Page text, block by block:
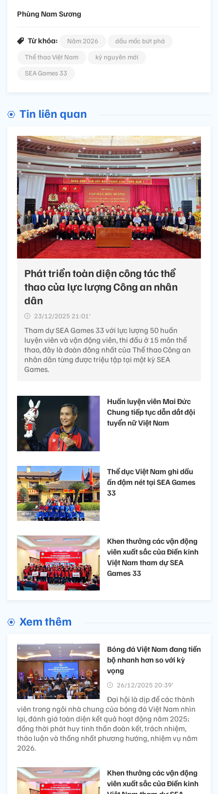
Phùng Nam Sương
Từ khóa: Năm 2026
dấu mốc bứt phá
Thể thao Việt Nam
kỷ nguyên mới
SEA Games 33
Tin liên quan
Phát triển toàn diện công tác thể
thao của lực lượng Công an nhân
dân
23/12/2025 21:01’
Tham dự SEA Games 33 với lực lượng 50 huấn
luyện viên và vận động viên, thi đấu ở 15 môn thể
thao, đây là đoàn đông nhất của Thể thao Công an
nhân dân từng được triệu tập tại một kỳ SEA
Games.
Huấn luyện viên Mai Đức
Chung tiếp tục dẫn dắt đội
tuyển nữ Việt Nam
Thể dục Việt Nam ghi dấu
ấn đậm nét tại SEA Games
33
Khen thưởng các vận động
viên xuất sắc của Điền kinh
Việt Nam tham dự SEA
Games 33
Xem thêm
Bóng đá Việt Nam đang tiến
bộ nhanh hơn so với kỳ
vọng
26/12/2025 20:39’
Đại hội là dịp để các thành
viên trong ngôi nhà chung của bóng đá Việt Nam nhìn
lại, đánh giá toàn diện kết quả hoạt động năm 2025;
đồng thời phát huy tinh thần đoàn kết, trách nhiệm,
thảo luận và thống nhất phương hướng, nhiệm vụ năm
2026.
Khen thưởng các vận động
viên xuất sắc của Điền kinh